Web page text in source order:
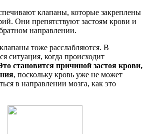
клапаны, которые закреплены
Они препятствуют застоям крови и
направлении.
тоже расслабляются. В
ситуация, когда происходит
становится причиной застоя крови,
, поскольку кровь уже не может
в направлении мозга, как это